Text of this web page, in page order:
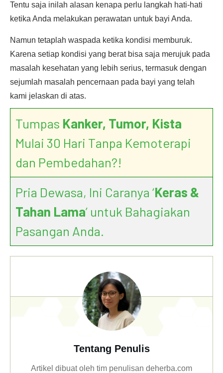
Tentu saja inilah alasan kenapa perlu langkah hati-hati
ketika Anda melakukan perawatan untuk bayi Anda.
Namun tetaplah waspada ketika kondisi memburuk.
Karena setiap kondisi yang berat bisa saja merujuk pada
masalah kesehatan yang lebih serius, termasuk dengan
sejumlah masalah pencernaan pada bayi yang telah
kami jelaskan di atas.
Tumpas Kanker, Tumor, Kista
Mulai 30 Hari Tanpa Kemoterapi
dan Pembedahan?!
Pria Dewasa, Ini Caranya ‘Keras &
Tahan Lama’ untuk Bahagiakan
Pasangan Anda.
Tentang Penulis
Artikel dibuat oleh tim penulisan deherba.com